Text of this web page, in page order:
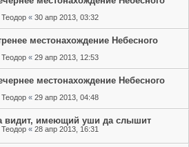
Теодор « 30 апр 2013, 03:32
местонахождение Небесного
Теодор « 29 апр 2013, 12:53
местонахождение Небесного
Теодор « 29 апр 2013, 04:48
видит, имеющий уши да слышит
Теодор « 28 апр 2013, 16:31